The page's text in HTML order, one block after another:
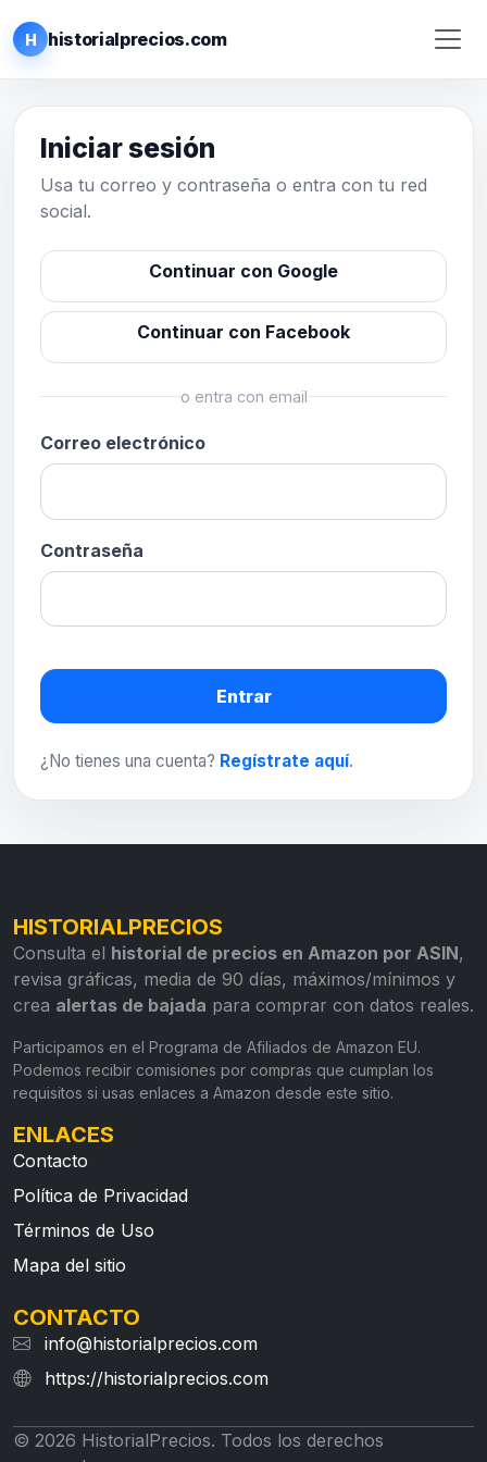
H historialprecios.com
Iniciar sesión
Usa tu correo y contraseña o entra con tu red
social.
Continuar con Google
Continuar con Facebook
o entra con email
Correo electrónico
Contraseña
Entrar
¿No tienes una cuenta? Regístrate aquí.
HISTORIALPRECIOS
Consulta el historial de precios en Amazon por ASIN,
revisa gráficas, media de 90 días, máximos/mínimos y
crea alertas de bajada para comprar con datos reales.
Participamos en el Programa de Afiliados de Amazon EU.
Podemos recibir comisiones por compras que cumplan los
requisitos si usas enlaces a Amazon desde este sitio.
ENLACES
Contacto
Política de Privacidad
Términos de Uso
Mapa del sitio
CONTACTO
info@historialprecios.com
https://historialprecios.com
© 2026 HistorialPrecios. Todos los derechos